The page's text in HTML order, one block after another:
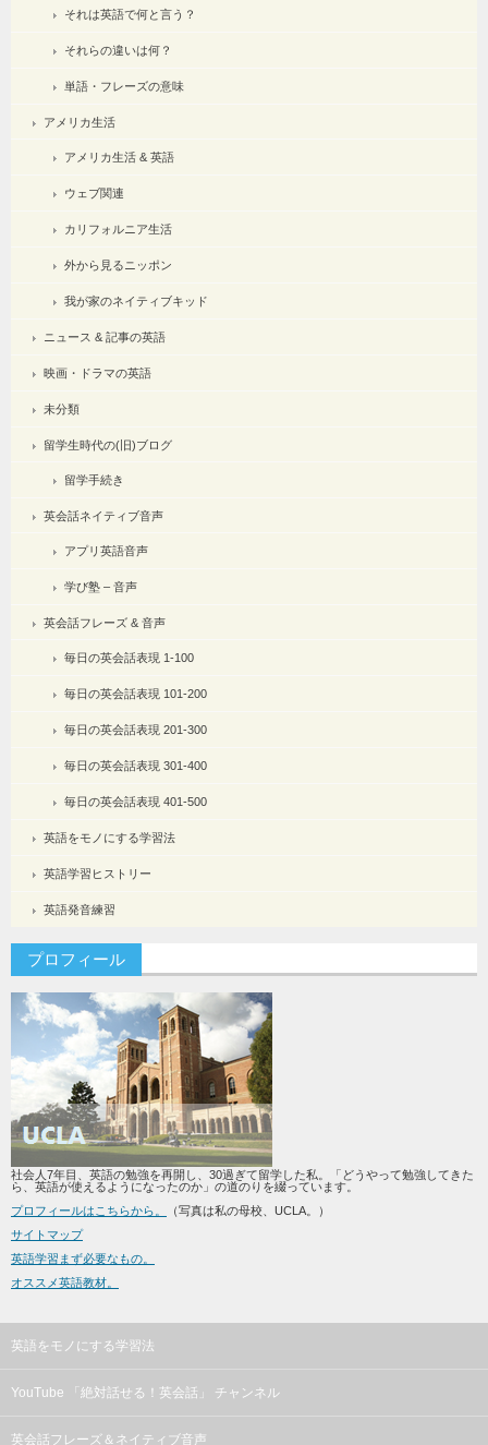
それは英語で何と言う？
それらの違いは何？
単語・フレーズの意味
アメリカ生活
アメリカ生活 & 英語
ウェブ関連
カリフォルニア生活
外から見るニッポン
我が家のネイティブキッド
ニュース & 記事の英語
映画・ドラマの英語
未分類
留学生時代の(旧)ブログ
留学手続き
英会話ネイティブ音声
アプリ英語音声
学び塾 – 音声
英会話フレーズ & 音声
毎日の英会話表現 1-100
毎日の英会話表現 101-200
毎日の英会話表現 201-300
毎日の英会話表現 301-400
毎日の英会話表現 401-500
英語をモノにする学習法
英語学習ヒストリー
英語発音練習
プロフィール
社会人7年目、英語の勉強を再開し、30過ぎて留学した私。「どうやって勉強してきた
ら、英語が使えるようになったのか」の道のりを綴っています。
プロフィールはこちらから。
（写真は私の母校、UCLA。）
サイトマップ
英語学習まず必要なもの。
オススメ英語教材。
英語をモノにする学習法
YouTube 「絶対話せる！英会話」 チャンネル
英会話フレーズ＆ネイティブ音声